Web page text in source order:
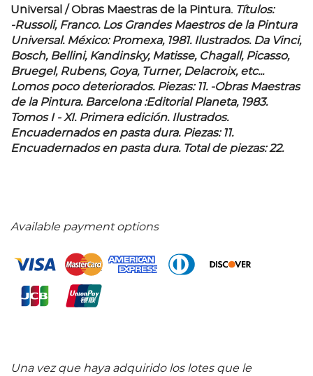
Universal / Obras Maestras de la Pintura. Títulos:
-Russoli, Franco. Los Grandes Maestros de la Pintura
Universal. México: Promexa, 1981. Ilustrados. Da Vinci,
Bosch, Bellini, Kandinsky, Matisse, Chagall, Picasso,
Bruegel, Rubens, Goya, Turner, Delacroix, etc...
Lomos poco deteriorados. Piezas: 11. -Obras Maestras
de la Pintura.Barcelona :Editorial Planeta, 1983.
Tomos I - XI. Primera edición. Ilustrados.
Encuadernados en pasta dura. Piezas: 11.
Encuadernados en pasta dura. Total de piezas: 22.
Available payment options
Una vez que haya adquirido los lotes que le